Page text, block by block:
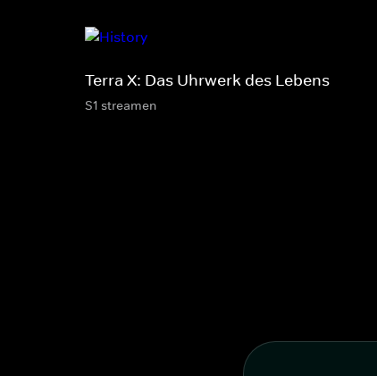
Terra X: Das Uhrwerk des Lebens
S1 streamen